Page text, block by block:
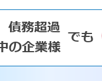
債務超過
の企業様 でも